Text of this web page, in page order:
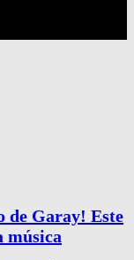
de Garay! Este
música